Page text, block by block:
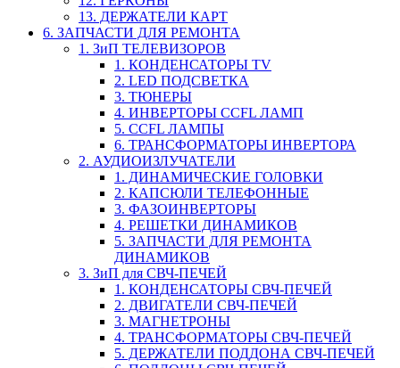
13. ДЕРЖАТЕЛИ КАРТ
6. ЗАПЧАСТИ ДЛЯ РЕМОНТА
1. ЗиП ТЕЛЕВИЗОРОВ
1. КОНДЕНСАТОРЫ TV
2. LED ПОДСВЕТКА
3. ТЮНЕРЫ
4. ИНВЕРТОРЫ CCFL ЛАМП
5. CCFL ЛАМПЫ
6. ТРАНСФОРМАТОРЫ ИНВЕРТОРА
2. АУДИОИЗЛУЧАТЕЛИ
1. ДИНАМИЧЕСКИЕ ГОЛОВКИ
2. КАПСЮЛИ ТЕЛЕФОННЫЕ
3. ФАЗОИНВЕРТОРЫ
4. РЕШЕТКИ ДИНАМИКОВ
5. ЗАПЧАСТИ ДЛЯ РЕМОНТА
ДИНАМИКОВ
3. ЗиП для СВЧ-ПЕЧЕЙ
1. КОНДЕНСАТОРЫ СВЧ-ПЕЧЕЙ
2. ДВИГАТЕЛИ СВЧ-ПЕЧЕЙ
3. МАГНЕТРОНЫ
4. ТРАНСФОРМАТОРЫ СВЧ-ПЕЧЕЙ
5. ДЕРЖАТЕЛИ ПОДДОНА СВЧ-ПЕЧЕЙ